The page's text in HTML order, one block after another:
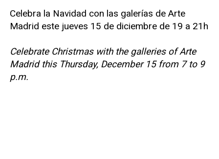
Celebra la Navidad con las galerías de Arte
Madrid este jueves 15 de diciembre de 19 a 21h
Celebrate Christmas with the galleries of Arte
Madrid this Thursday, December 15 from 7 to 9
p.m.